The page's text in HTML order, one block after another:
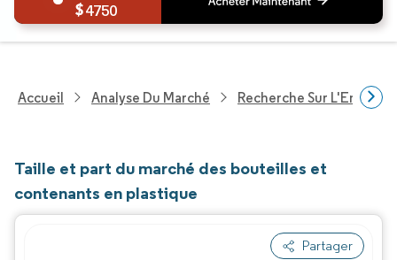
4750
Accueil Analyse Du Marché Recherche Sur
Taille et part du marché des bouteilles et
contenants en plastique
Partager